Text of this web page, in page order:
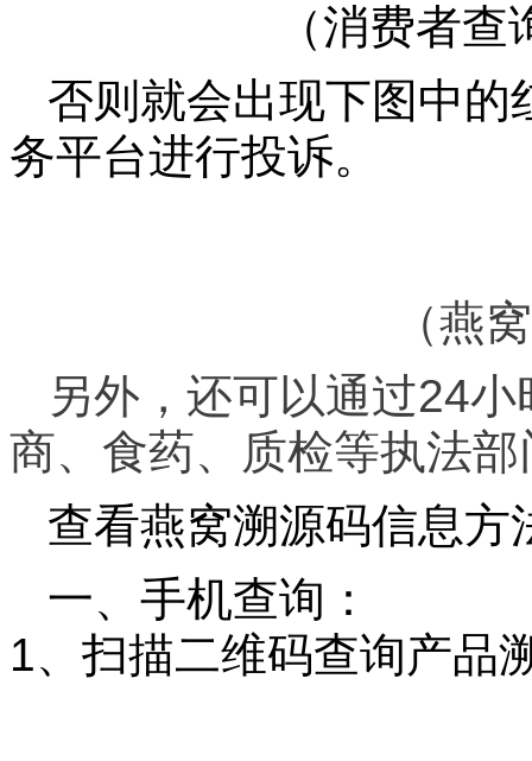
（消费者
否则就会出现下图中的
务平台进行投诉。
（燕
另外，还可以通过24
商、食药、质检等执法
查看燕窝溯源码信息方
一、手机查询：
1、扫描二维码查询产品